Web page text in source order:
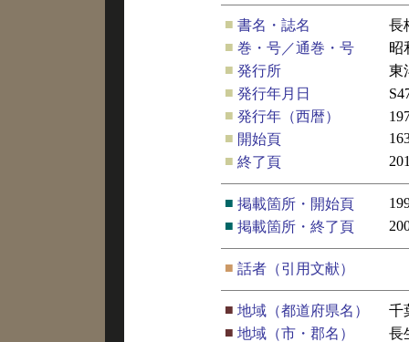
■ 書名・誌名
長
■ 巻・号／通巻・号
昭
■ 発行所
東
■ 発行年月日
■ 発行年（西暦）
■ 開始頁
■ 終了頁
■ 掲載箇所・開始頁
■ 掲載箇所・終了頁
■ 話者（引用文献）
■ 地域（都道府県名）
千
■ 地域（市・郡名）
長